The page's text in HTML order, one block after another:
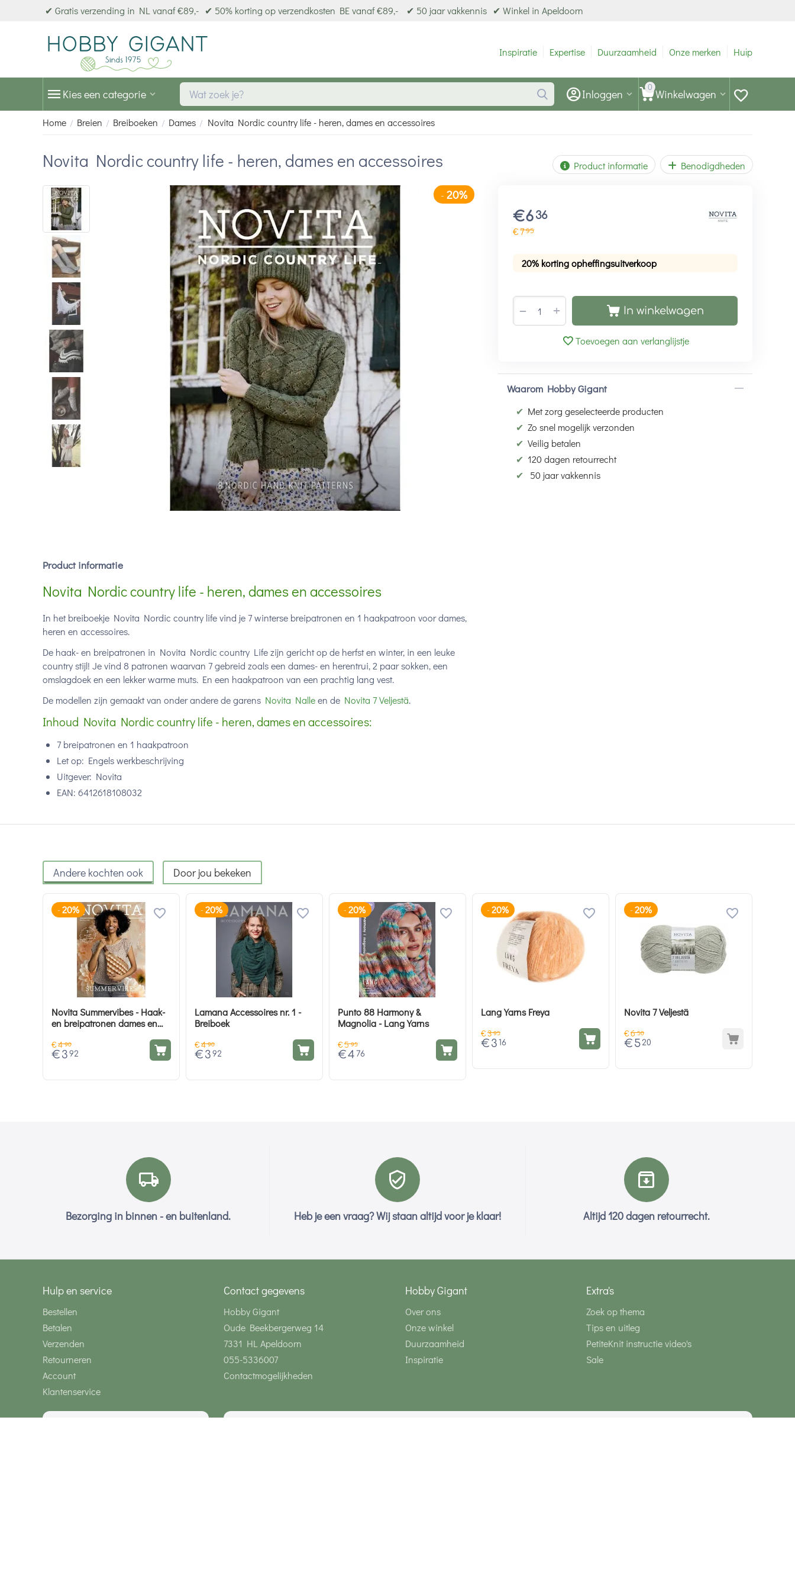
✔ Gratis verzending in NL vanaf €89,- ✔ 50% korting op verzendkosten BE vanaf €89,- ✔ 50 jaar vakkennis ✔ Winkel in Apeldoorn
Inspiratie Expertise Duurzaamheid Onze merken Hulp
Kies een categorie 0 Winkelwagen
Inloggen
Home / Breien / Breiboeken / Dames / Novita Nordic country life - heren, dames en accessoires
Novita Nordic country life - heren, dames en accessoires Product informatie Benodigdheden
-20%
€6 36
€795
20% korting opheffingsuitverkoop
+
− In winkelwagen
Toevoegen aan verlanglijstje
Waarom Hobby Gigant
✔ Met zorg geselecteerde producten
✔ Zo snel mogelijk verzonden
✔ Veilig betalen
✔ 120 dagen retourrecht
✔
50 jaar vakkennis
Product informatie
Novita Nordic country life - heren, dames en accessoires
In het breiboekje Novita Nordic country life vind je 7 winterse breipatronen en 1 haakpatroon voor dames,
heren en accessoires.
De haak- en breipatronen in Novita Nordic country Life zijn gericht op de herfst en winter, in een leuke
country stijl! Je vind 8 patronen waarvan 7 gebreid zoals een dames- en herentrui, 2 paar sokken, een
omslagdoek en een lekker warme muts. En een haakpatroon van een prachtig lang vest.
De modellen zijn gemaakt van onder andere de garens Novita Nalleen de Novita 7 Veljestä.
Inhoud Novita Nordic country life - heren, dames en accessoires:
7 breipatronen en 1 haakpatroon
Let op: Engels werkbeschrijving
Uitgever: Novita
EAN: 6412618108032
Andere kochten ook Door jou bekeken
- 20%
Novita Summervibes - Haak-
en breipatronen dames en
€4 90
€ 3 92
- 20%
Lamana Accessoires nr. 1 -
Breiboek
€4 90
€ 3 92
- 20%
Punto 88 Harmony &
Magnolia - Lang Yarns
€5 95
€4 76
- 20%
Lang Yarns Freya
€3 95
€ 3 16
- 20%
Novita 7 Veljestä
€6 50
€ 5 20
Bezorging in binnen - en buitenland. Heb je een vraag? Wij staan altijd voor je klaar! Altijd 120 dagen retourrecht.
Hulp en service
Bestellen
Betalen
Verzenden
Retourneren
Account
Klantenservice
Contact gegevens
Hobby Gigant
Oude Beekbergerweg 14
7331 HL Apeldoorn
055-5336007
Contactmogelijkheden
Hobby Gigant
Over ons
Onze winkel
Duurzaamheid
Inspiratie
Extra's
Zoek op thema
Tips en uitleg
PetiteKnit instructie video's
Sale